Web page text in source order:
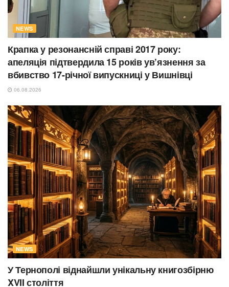
NEWS
Крапка у резонансній справі 2017 року:
апеляція підтвердила 15 років ув’язнення за
вбивство 17-річної випускниці у Вишнівці
06.08.2026
NEWS
У Тернополі віднайшли унікальну книгозбірню
XVII століття